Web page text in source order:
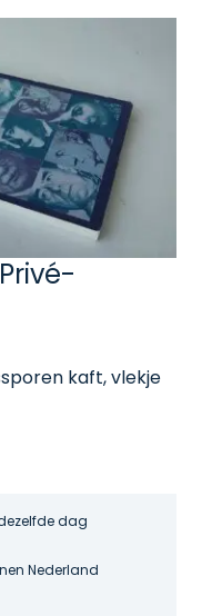
kaft, vlekje
dag
Nederland